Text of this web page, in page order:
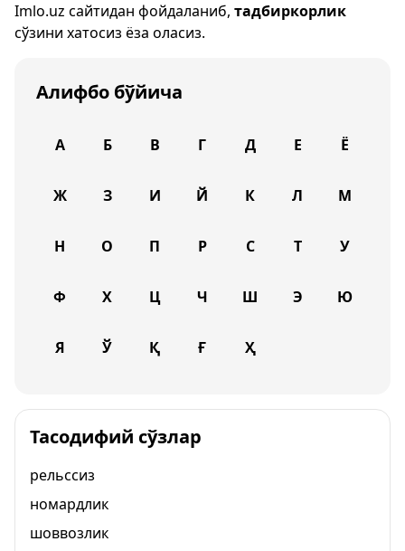
Imlo.uz сайтидан фойдаланиб, тадбиркорлик
сўзини хатосиз ёза оласиз.
Алифбо бўйича
А Б В Г Д Е Ё
Ж З И Й К Л М
Н О П Р С Т У
Ф Х Ц Ч Ш Э Ю
Я Ў Қ Ғ Ҳ
Тасодифий сўзлар
рельссиз
номардлик
шоввозлик